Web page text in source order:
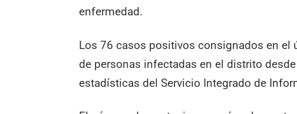
enfermedad.
Los 76 casos positivos consignados en
de personas infectadas en el distrito
estadísticas del Servicio Integrado de